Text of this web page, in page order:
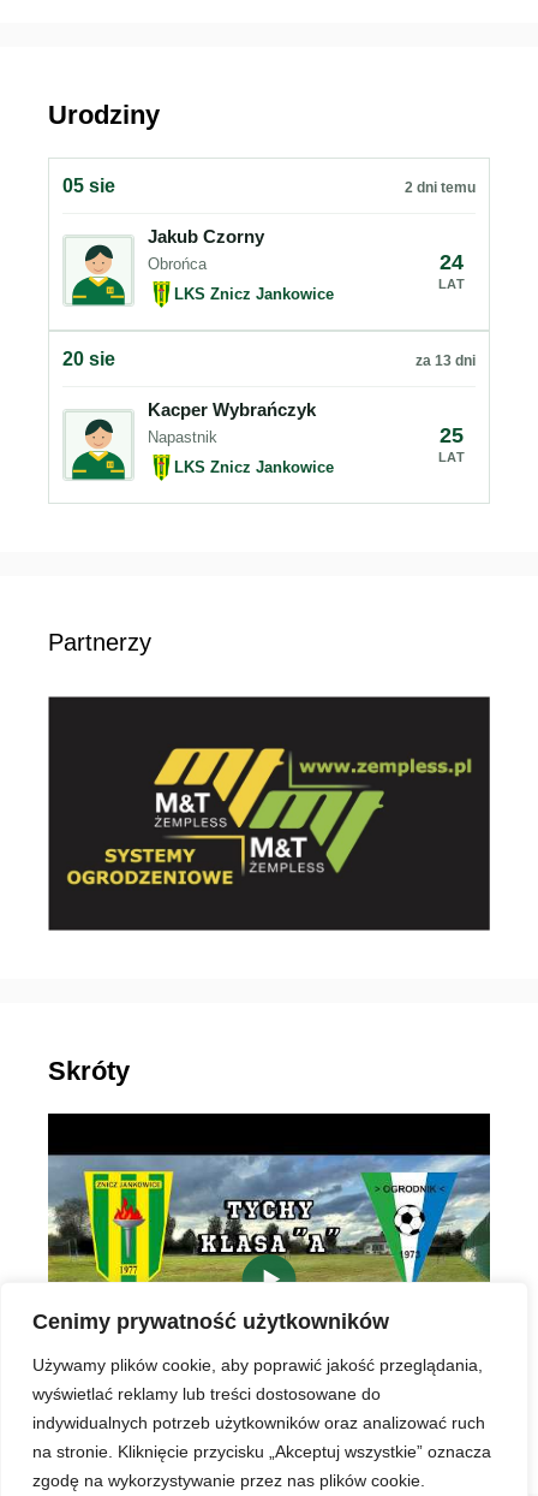
Cenimy prywatność użytkowników
Używamy plików cookie, aby poprawić jakość przeglądania,
wyświetlać reklamy lub treści dostosowane do
indywidualnych potrzeb użytkowników oraz analizować ruch
na stronie. Kliknięcie przycisku „Akceptuj wszystkie” oznacza
zgodę na wykorzystywanie przez nas plików cookie.
Urodziny
05 sie 2 dni temu
Jakub Czorny
Obrońca
LKS Znicz Jankowice
24
LAT
20 sie za 13 dni
Kacper Wybrańczyk
Napastnik
LKS Znicz Jankowice
25
LAT
Partnerzy
Skróty
▶